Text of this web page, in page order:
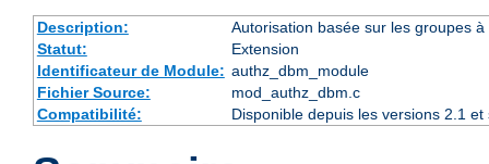
Description:
Autorisation basée sur les groupes
Statut:
Extension
Identificateur de Module: authz_dbm_module
Fichier Source:
mod_authz_dbm.c
Compatibilité:
Disponible depuis les versions 2.1